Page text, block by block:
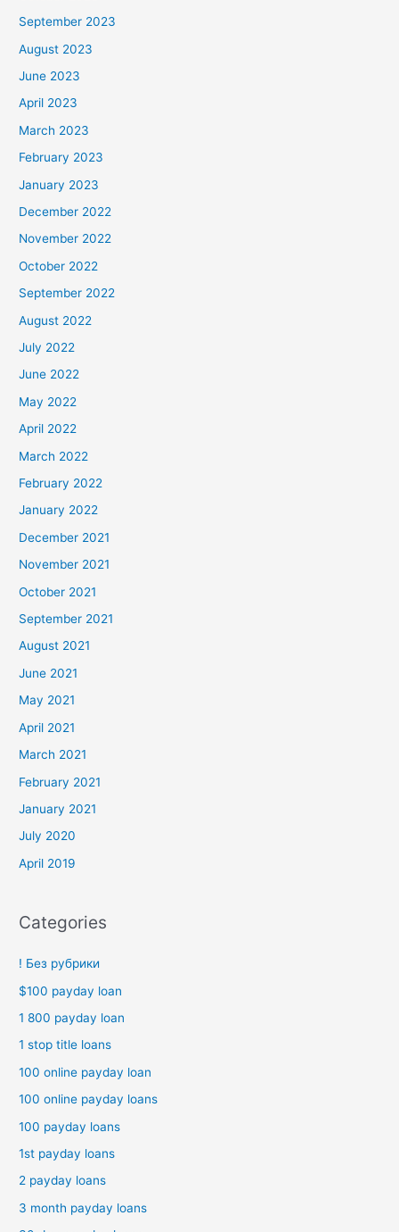
September 2023
August 2023
June 2023
April 2023
March 2023
February 2023
January 2023
December 2022
November 2022
October 2022
September 2022
August 2022
July 2022
June 2022
May 2022
April 2022
March 2022
February 2022
January 2022
December 2021
November 2021
October 2021
September 2021
August 2021
June 2021
May 2021
April 2021
March 2021
February 2021
January 2021
July 2020
April 2019
Categories
! Без рубрики
$100 payday loan
1 800 payday loan
1 stop title loans
100 online payday loan
100 online payday loans
100 payday loans
1st payday loans
2 payday loans
3 month payday loans